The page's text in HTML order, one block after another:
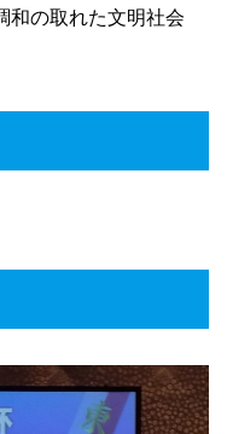
和の取れた文明社会